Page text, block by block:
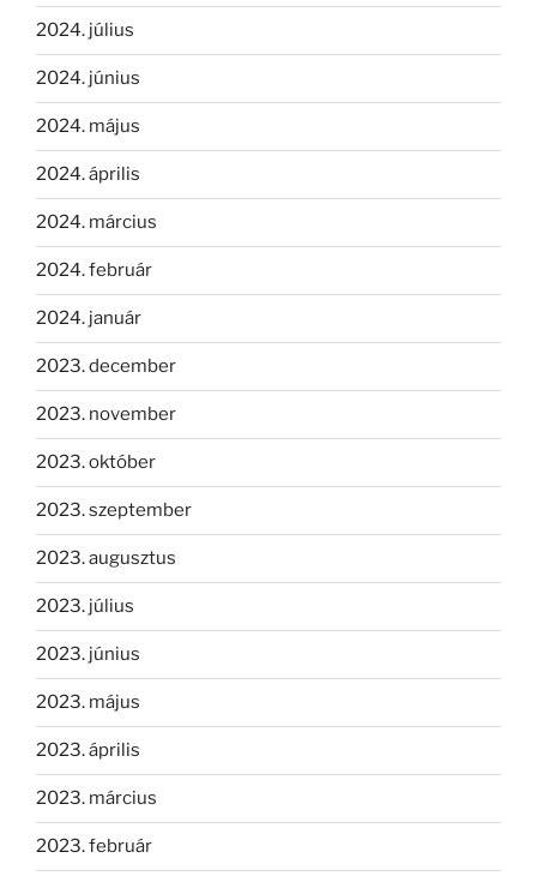
2024. július
2024. június
2024. május
2024. április
2024. március
2024. február
2024. január
2023. december
2023. november
2023. október
2023. szeptember
2023. augusztus
2023. július
2023. június
2023. május
2023. április
2023. március
2023. február